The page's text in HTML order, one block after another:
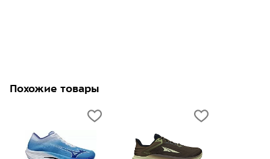
Похожие товары